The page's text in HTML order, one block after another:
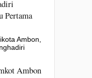
Pertama
Ambon,
Ambon